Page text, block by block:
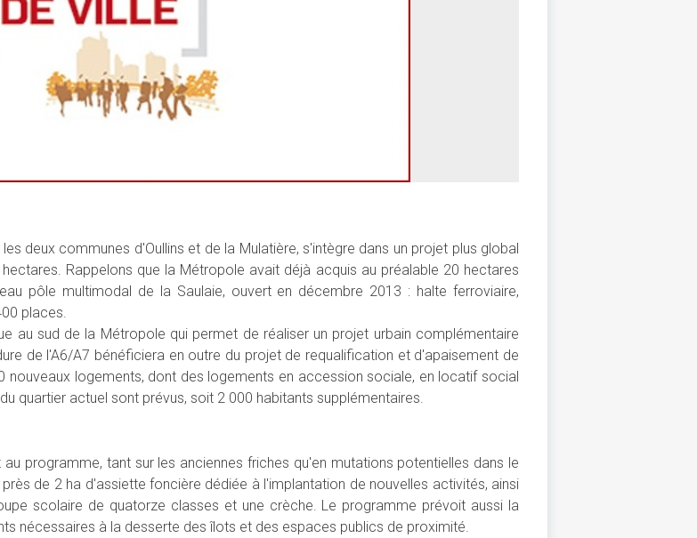
deux communes d'Oullins et de la Mulatière, s'intègre dans un projet plus global
Rappelons que la Métropole avait déjà acquis au préalable 20 hectares
pôle multimodal de la Saulaie, ouvert en décembre 2013 : halte ferroviaire,
places.
au sud de la Métropole qui permet de réaliser un projet urbain complémentaire
de l'A6/A7 bénéficiera en outre du projet de requalification et d'apaisement de
nouveaux logements, dont des logements en accession sociale, en locatif social
quartier actuel sont prévus, soit 2 000 habitants supplémentaires.
programme, tant sur les anciennes friches qu'en mutations potentielles dans le
de 2 ha d'assiette foncière dédiée à l'implantation de nouvelles activités, ainsi
scolaire de quatorze classes et une crèche. Le programme prévoit aussi la
nécessaires à la desserte des îlots et des espaces publics de proximité.